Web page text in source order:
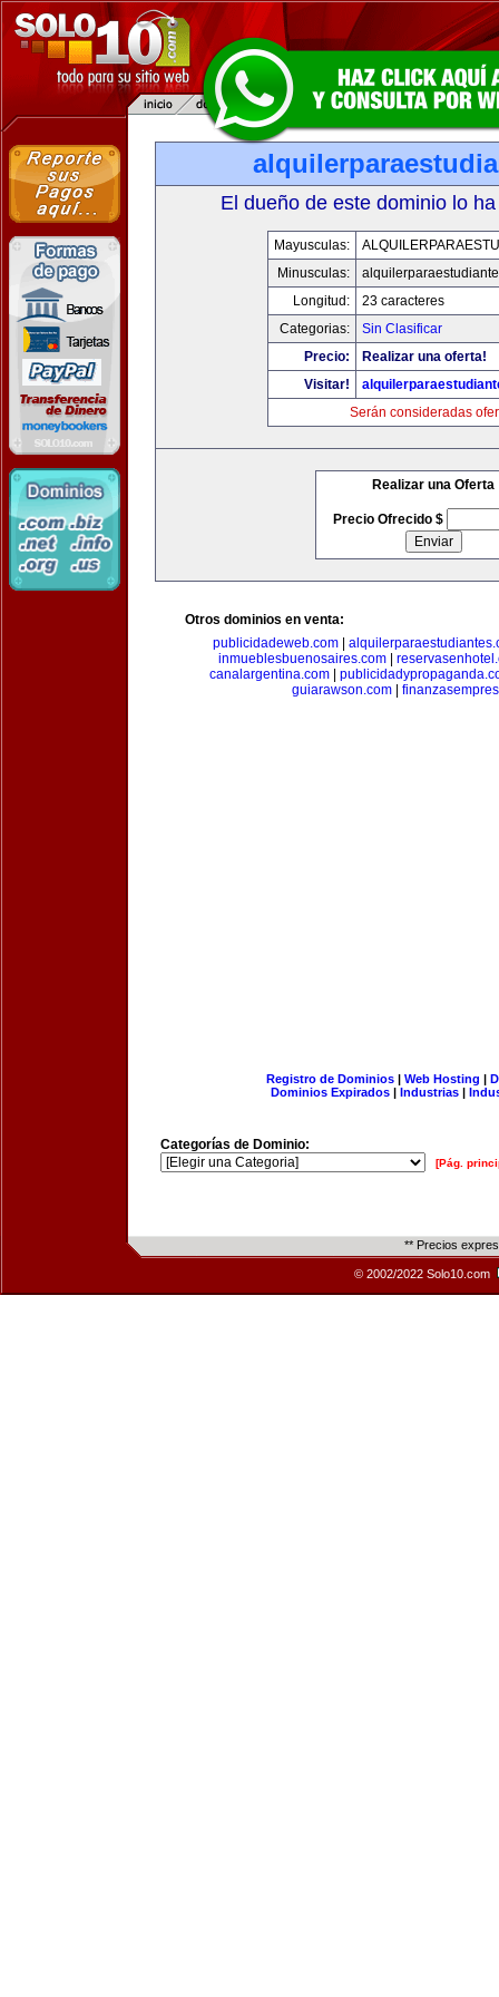
El dueño de este dominio lo
Mayusculas:
Minusculas:
Longitud:
23 caracteres
Categorias:
Sin Clasificar
Precio:
Realizar una oferta!
Visitar!
Serán consideradas
Realizar una Oferta
Precio Ofrecido $
Otros dominios en venta:
publicidadeweb.com|
inmueblesbuenosaires.com
canalargentina.com|
guiarawson.com|
Registro de Dominios| Web Hosting |
Dominios Expirados | Industrias |
Categorías de Dominio:
[Pág.
** Precios
© 2002/2022 Solo10.com